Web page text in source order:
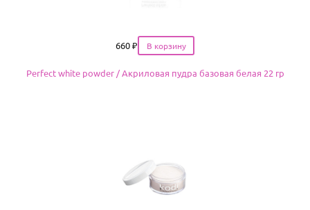
Цена
660 ₽
Perfect white powder / Акриловая пудра базовая белая 22 гр